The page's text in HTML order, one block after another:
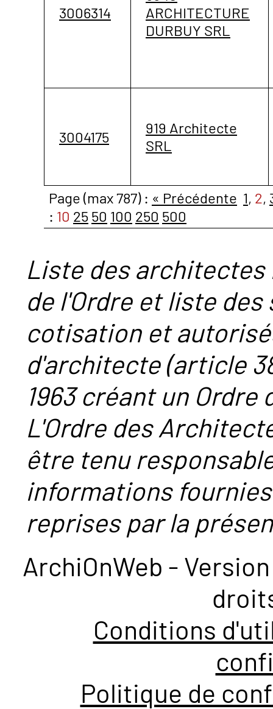
3006314
ARCHITECTURE
DURBUY SRL
3004175
919 Architecte
SRL
Page (max 787) : « Précédente 1, 2,
: 10 25 50 100 250 500
Liste des
de l'Ordre et liste
cotisation et
d'architecte (article
1963 créant un
L'Ordre des
être tenu
informations
reprises par la
ArchiOnWeb -
Conditions
Politique de